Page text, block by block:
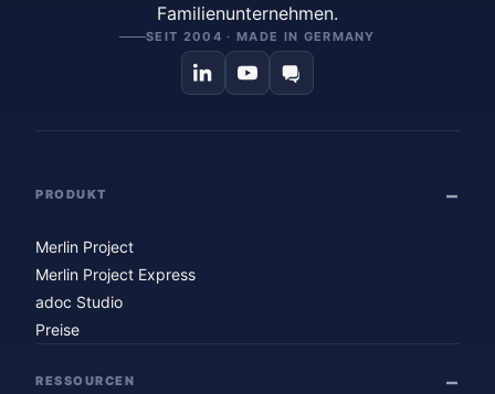
Familienunternehmen.
SEIT 2004 · MADE IN GERMANY
PRODUKT
Merlin Project
Merlin Project Express
adoc Studio
Preise
RESSOURCEN